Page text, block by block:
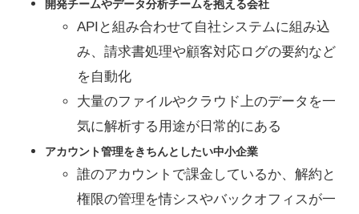
開発チームやデータ分析チームを抱える会社
APIと組み合わせて自社システムに組み込
み、請求書処理や顧客対応ログの要約など
を自動化
大量のファイルやクラウド上のデータを一
気に解析する用途が日常的にある
アカウント管理をきちんとしたい中小企業
誰のアカウントで課金しているか、解約と
権限の管理を情シスやバックオフィスが一